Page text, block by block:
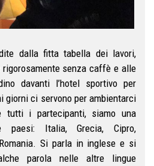
dalla fitta tabella dei lavori,
senza caffè e alle
davanti l’hotel sportivo per
ci servono per ambientarci
tutti i partecipanti, siamo una
paesi: Italia, Grecia, Cipro,
Si parla in inglese e si
parola nelle altre lingue